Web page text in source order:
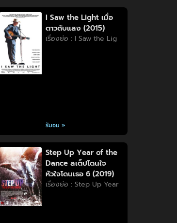
I Saw the Light เมื่อ
ดาวดับแสง (2015)
เรื่องย่อ : I Saw the Lig
รับชม »
Step Up Year of the
Dance สเต็ปโดนใจ
หัวใจโดนเธอ 6 (2019)
เรื่องย่อ : Step Up Year